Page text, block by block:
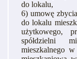
do lokalu,
6) umowę
do lokalu
użytkowego,
spółdzielni
mieszkalnego